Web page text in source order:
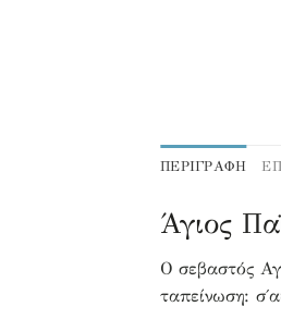
ΠΕΡΙΓΡΑΦΉ
Άγιος
Ο σεβαστός
ταπείνωση: